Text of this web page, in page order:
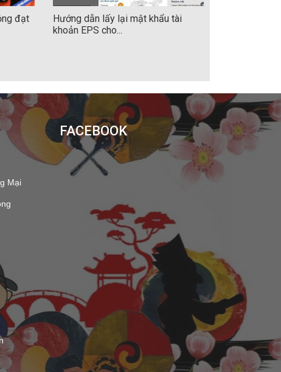
đạt
Hướng dẫn lấy lại mật khẩu tài
khoản EPS cho...
Mại
FACEBOOK